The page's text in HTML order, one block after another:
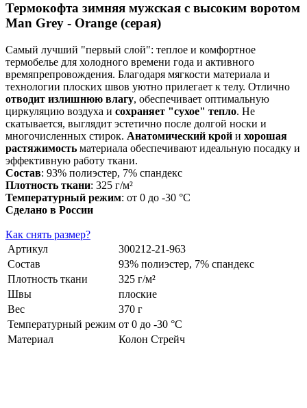
Термокофта зимняя мужская с высоким воротом
Man Grey - Orange (серая)
Самый лучший "первый слой": теплое и комфортное
термобелье для холодного времени года и активного
времяпрепровождения. Благодаря мягкости материала и
технологии плоских швов уютно прилегает к телу. Отлично
отводит излишнюю влагу, обеспечивает оптимальную
циркуляцию воздуха и сохраняет "сухое" тепло. Не
скатывается, выглядит эстетично после долгой носки и
многочисленных стирок. Анатомический крой и хорошая
растяжимость материала обеспечивают идеальную посадку и
эффективную работу ткани.
Состав: 93% полиэстер, 7% спандекс
Плотность ткани: 325 г/м²
Температурный режим: от 0 до -30 °С
Сделано в России
Как снять размер?
Артикул
300212-21-963
Состав
93% полиэстер, 7% спандекс
Плотность ткани
325 г/м²
Швы
плоские
Вес
370 г
Температурный режим от 0 до -30 °С
Материал
Колон Стрейч